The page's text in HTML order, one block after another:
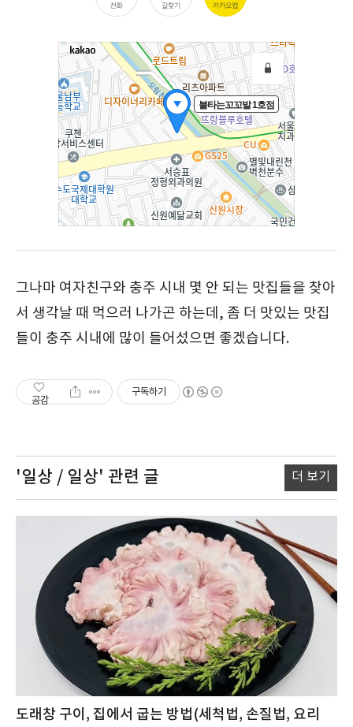
그나마 여자친구와 충주 시내 몇 안 되는 맛집들을 찾아
서 생각날 때 먹으러 나가곤 하는데, 좀 더 맛있는 맛집
들이 충주 시내에 많이 들어섰으면 좋겠습니다.
공감
구독하기
'일상 / 일상' 관련 글 더 보기
도래창 구이, 집에서 굽는 방법(세척법, 손질법, 요리